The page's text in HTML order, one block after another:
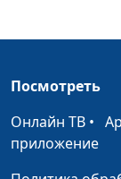
Полезные
свойства
Посмотреть
Онлайн ТВ •
приложение